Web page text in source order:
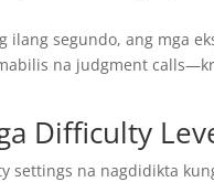
segundo, ang mga
na judgment
Difficulty
settings na nagdidikta